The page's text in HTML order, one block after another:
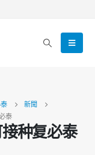
新聞
泰
种复必泰